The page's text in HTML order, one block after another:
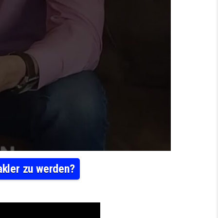
zu werden?
MÜSSEN ERFÜLLT SEIN, UM IMMOBILIENMAKLER ZU WERDEN?